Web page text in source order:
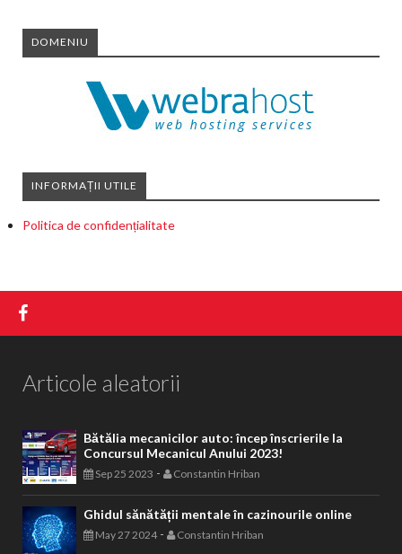
DOMENIU
INFORMAȚII UTILE
Politica de confidențialitate
Articole aleatorii
Bătălia mecanicilor auto: încep înscrierile la
Concursul Mecanicul Anului 2023!
Sep 25 2023 - Constantin Hriban
Ghidul sănătății mentale în cazinourile online
May 27 2024- Constantin Hriban